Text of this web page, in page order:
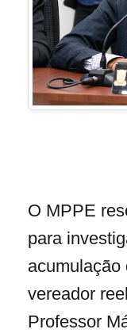
O MPPE
para
acumulação
vereador
Professor